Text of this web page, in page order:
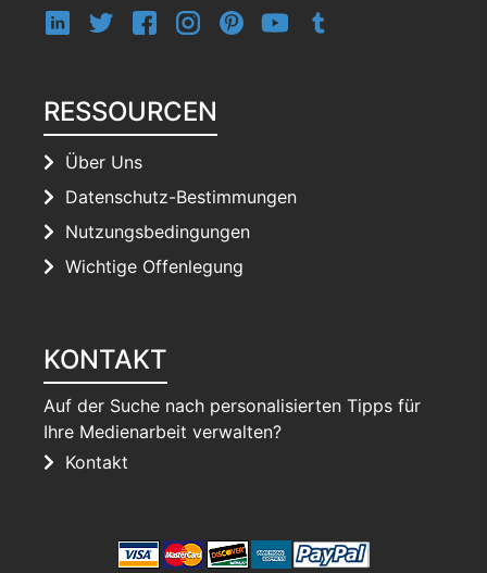
RESSOURCEN
Über Uns
Datenschutz-Bestimmungen
Nutzungsbedingungen
Wichtige Offenlegung
KONTAKT
Auf der Suche nach personalisierten Tipps für
Ihre Medienarbeit verwalten?
Kontakt